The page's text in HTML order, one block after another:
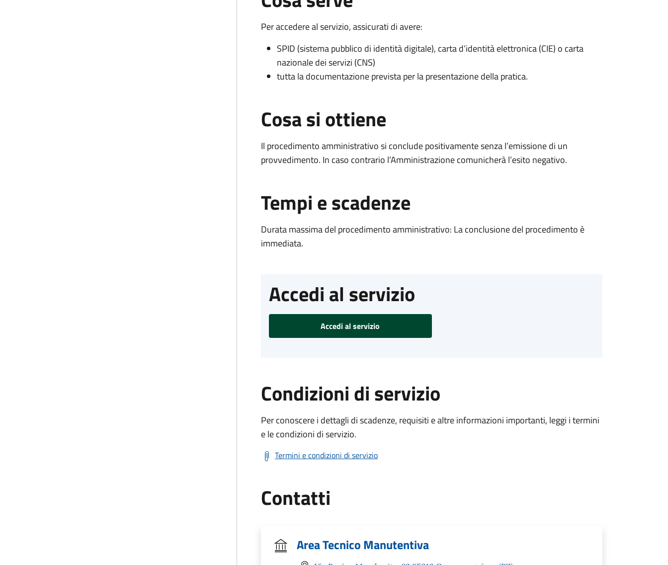
Per accedere al servizio, assicurati di avere:
SPID (sistema pubblico di identità digitale), carta d’identità elettronica (CIE) o carta
nazionale dei servizi (CNS)
tutta la documentazione prevista per la presentazione della pratica.
Cosa si ottiene
Il procedimento amministrativo si conclude positivamente senza l’emissione di un
provvedimento. In caso contrario l’Amministrazione comunicherà l’esito negativo.
Tempi e scadenze
Durata massima del procedimento amministrativo: La conclusione del procedimento è
immediata.
Accedi al servizio
Accedi al servizio
Condizioni di servizio
Per conoscere i dettagli di scadenze, requisiti e altre informazioni importanti, leggi i termini
e le condizioni di servizio.
Termini e condizioni di servizio
Contatti
Area Tecnico Manutentiva